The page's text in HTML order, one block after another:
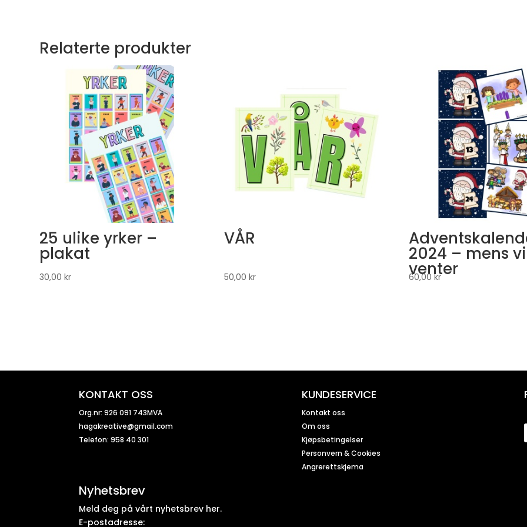
Relaterte produkter
25 ulike yrker –
plakat
30,00kr
VÅR
50,00kr
2024 – mens vi
venter
60,00 kr
KONTAKT OSS
Org.nr: 926 091 743MVA
hagakreative@gmail.com
Telefon: 958 40 301
Nyhetsbrev
Meld deg på vårt nyhetsbrev her.
E-postadresse:
KUNDESERVICE
Kontakt oss
Om oss
Kjøpsbetingelser
Personvern & Cookies
Angrerettskjema